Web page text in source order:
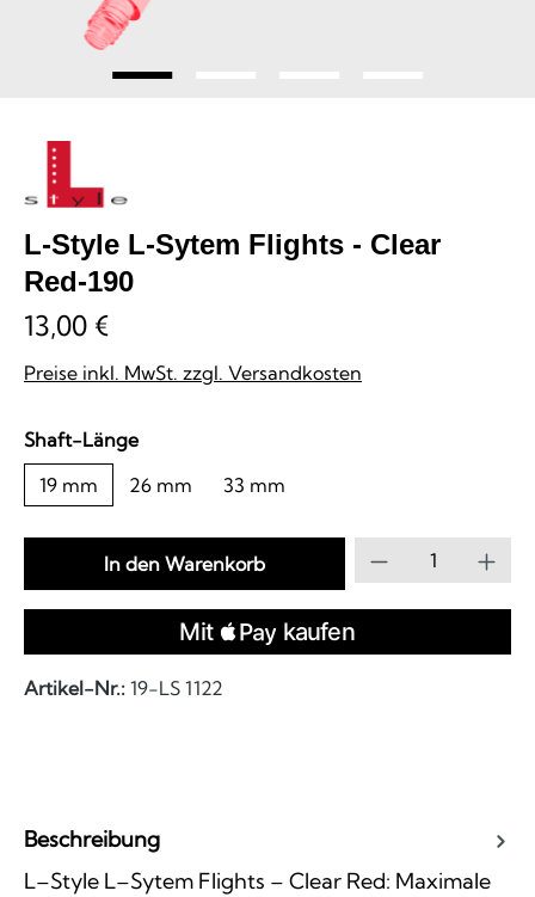
L-Style L-Sytem Flights - Clear
Red-190
13,00 €
Preise inkl. MwSt. zzgl. Versandkosten
Shaft-Längeauswählen
19 mm
26 mm 33 mm
Produkt
In den Warenkorb
Artikel-Nr.: 19-LS 1122
Beschreibung
L–Style L–Sytem Flights – Clear Red: Maximale